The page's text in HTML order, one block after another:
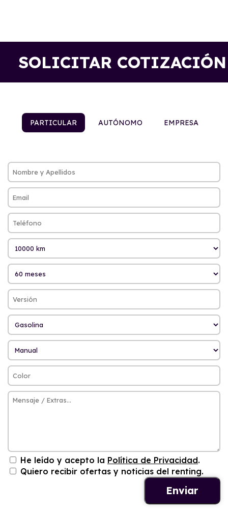
SOLICITAR COTIZACIÓN
PARTICULAR AUTÓNOMO EMPRESA
He leído y acepto la Política de Privacidad.
Quiero recibir ofertas y noticias del renting.